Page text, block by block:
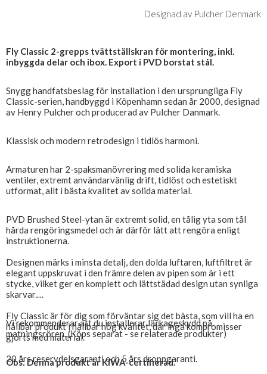
Designad av Pulcher Denmark
Fly Classic 2-grepps tvättställskran för montering, inkl.
inbyggda delar och ibox. Export i PVD borstat stål.
Snygg handfatsbeslag för installation i den ursprungliga Fly
Classic-serien, handbyggd i Köpenhamn sedan år 2000, designad
av Henry Pulcher och producerad av Pulcher Danmark.
Klassisk och modern retrodesign i tidlös harmoni.
Armaturen har 2-spaksmanövrering med solida keramiska
ventiler, extremt användarvänlig drift, tidlöst och estetiskt
utformat, allt i bästa kvalitet av solida material.
PVD Brushed Steel-ytan är extremt solid, en tålig yta som tål
hårda rengöringsmedel och är därför lätt att rengöra enligt
instruktionerna.
Designen märks i minsta detalj, den dolda luftaren, luftfiltret är
elegant uppskruvat i den främre delen av pipen som är i ett
stycke, vilket ger en komplett och lättstädad design utan synliga
skarvar.
Fly Classic är för dig som förväntar sig det bästa, som vill ha en
hållbar produkt i hållbar hög kvalitet, där inga kompromisser
gjorts med material.
20 års reservdelsgaranti och 5 års droppgaranti.
Vi rekommenderar att du installerar läckageskydd på
matningsrören. (Köps separat - se relaterade produkter)
Obs: Denna produkt är KIWA-certifierad.